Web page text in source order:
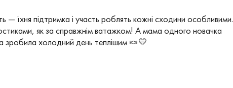
їхня підтримка і участь роблять кожні сходини особливими.
як за справжнім ватажком! А мама одного новачка
зробила холодний день теплішим 🍬💛